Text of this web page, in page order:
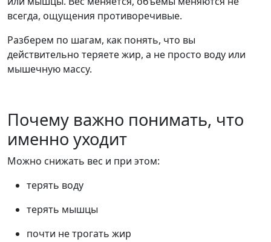
всегда, ощущения противоречивые.
Разберем по шагам, как понять, что вы
действительно теряете жир, а не просто воду или
мышечную массу.
Почему важно понимать, что
именно уходит
Можно снижать вес и при этом:
терять воду
терять мышцы
почти не трогать жир